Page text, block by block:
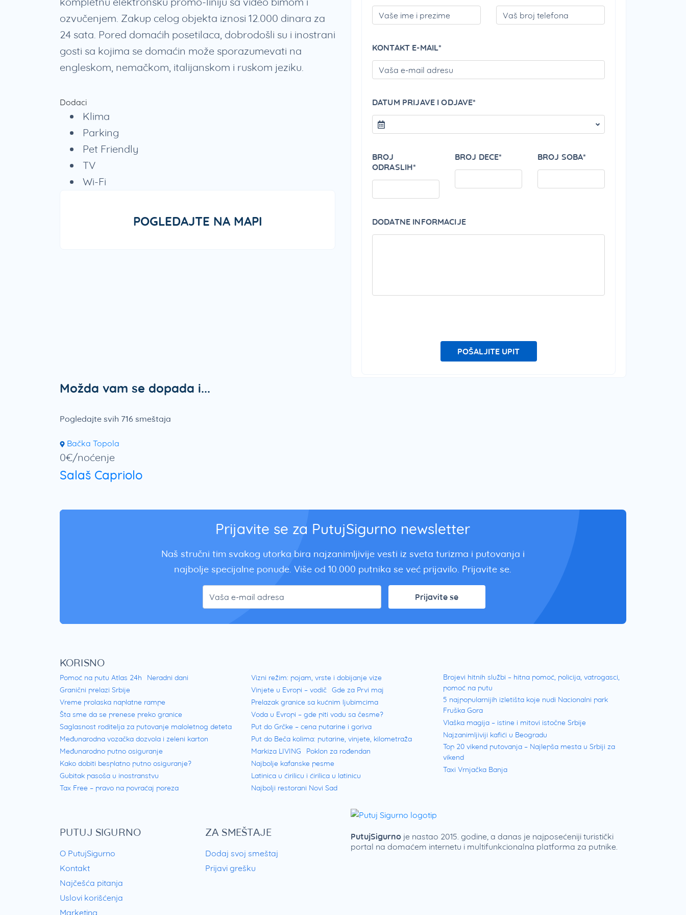
ozvučenjem. Zakup celog objekta iznosi 12.000 dinara za
24 sata. Pored domaćih posetilaca, dobrodošli su i inostrani
gosti sa kojima se domaćin može sporazumevati na
engleskom, nemačkom, italijanskom i ruskom jeziku.
Dodaci
Klima
Parking
Pet Friendly
TV
Wi-Fi
POGLEDAJTE NA MAPI
KONTAKT E-MAIL*
DATUM PRIJAVE I ODJAVE*
BROJ
ODRASLIH*
BROJ DECE* BROJ SOBA*
DODATNE INFORMACIJE
POŠALJITE UPIT
Možda vam se dopada i...
Pogledajte svih 716 smeštaja
Bačka Topola
0€/noćenje
Salaš Capriolo
Prijavite se za PutujSigurno newsletter
Naš stručni tim svakog utorka bira najzanimljivije vesti iz sveta turizma i putovanja i
najbolje specijalne ponude. Više od 10.000 putnika se već prijavilo. Prijavite se.
Prijavite se
KORISNO
Pomoć na putu Atlas 24h
Neradni dani
Granični prelazi Srbije
Vreme prolaska naplatne rampe
Šta sme da se prenese preko granice
Saglasnost roditelja za putovanje maloletnog deteta
Međunarodna vozačka dozvola i zeleni karton
Međunarodno putno osiguranje
Kako dobiti besplatno putno osiguranje?
Gubitak pasoša u inostranstvu
Tax Free – pravo na povraćaj poreza
Vizni režim: pojam, vrste i dobijanje vize
Vinjete u Evropi – vodič Gde za Prvi maj
Prelazak granice sa kućnim ljubimcima
Voda u Evropi – gde piti vodu sa česme?
Put do Grčke – cena putarine i goriva
Put do Beča kolima: putarine, vinjete, kilometraža
Markiza LIVING
Poklon za rođendan
Najbolje kafanske pesme
Latinica u ćirilicu i ćirilica u latinicu
Najbolji restorani Novi Sad
Brojevi hitnih službi – hitna pomoć, policija, vatrogasci,
pomoć na putu
5 najpopularnijih izletišta koje nudi Nacionalni park
Fruška Gora
Vlaška magija – istine i mitovi istočne Srbije
Najzanimljiviji kafići u Beogradu
Top 20 vikend putovanja – Najlepša mesta u Srbiji za
vikend
Taxi Vrnjačka Banja
PUTUJ SIGURNO
O PutujSigurno
Kontakt
Najčešća pitanja
Uslovi korišćenja
Marketing
ZA SMEŠTAJE
Dodaj svoj smeštaj
Prijavi grešku
PutujSigurno je nastao 2015. godine, a danas je najposećeniji turistički
portal na domaćem internetu i multifunkcionalna platforma za putnike.